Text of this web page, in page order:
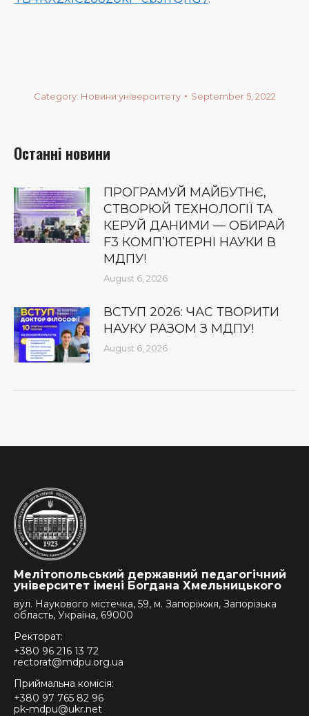
Category: Новини університету September 5, 2022
Останні новини
ПРОГРАМУЙ МАЙБУТНЄ,
СТВОРЮЙ ТЕХНОЛОГІЇ ТА
КЕРУЙ ДАНИМИ — ОБИРАЙ
F3 КОМП’ЮТЕРНІ НАУКИ В
МДПУ!
August 6, 2026
ВСТУП 2026: ЧАС ТВОРИТИ
НАУКУ РАЗОМ З МДПУ!
August 6, 2026
Мелітопольський державний педагогічний
університет імені Богдана Хмельницького
вул. Наукового містечка, 59, м. Запоріжжя, Запорізька
область, Україна, 69000
Ректорат:
+380 96 216 13 72
rectorat@mdpu.org.ua
Приймальна комісія:
+380 97 765 82 96
pk-mdpu@ukr.net